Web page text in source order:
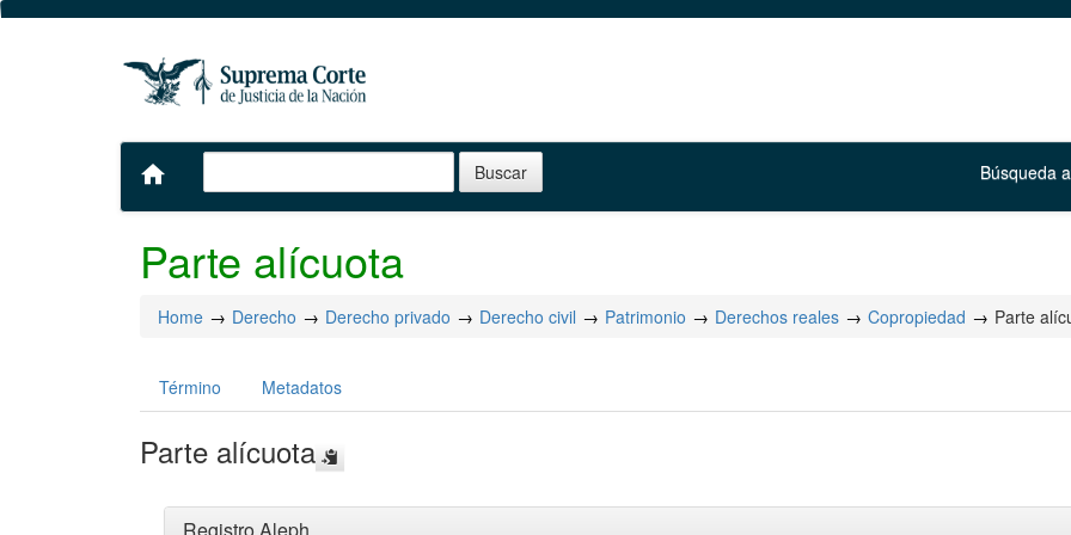
home Búsqueda
Parte alícuota
Home Derecho Derecho privado Derecho civil Patrimonio Derechos reales Copropiedad Parte
Término Metadatos
Parte alícuota